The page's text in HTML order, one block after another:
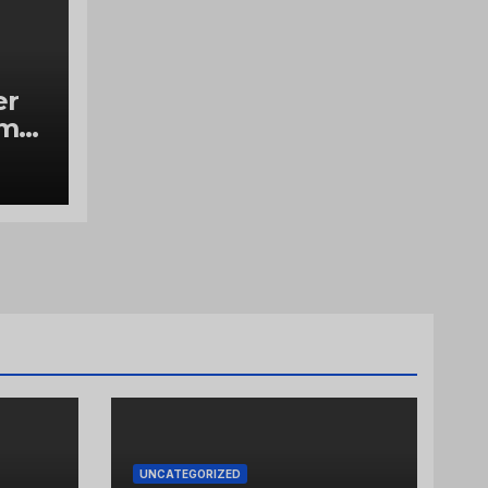
UNCATEGORIZED